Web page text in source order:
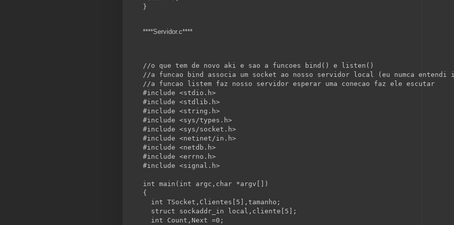
}
****Servidor.c****
//o que tem de novo aki e sao a funcoes bind() e listen()
//a funcao bind associa um socket ao nosso servidor local (eu numca
//a funcao listem faz nosso servidor esperar uma conecao faz ele escutar
#include <stdio.h>
#include <stdlib.h>
#include <string .h>
#include <sys/types.h>
#include <sys/socket.h>
#include <netinet/in .h>
#include <netdb.h>
#include <errno.h>
#include <signal.h>
int main( int argc, char *argv[])
{
int TSocket,Clientes[5],tamanho;
struct sockaddr_in local,cliente[5];
int Count,Next =0;